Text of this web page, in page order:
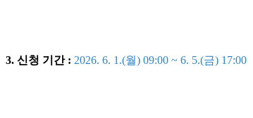
3. 신청 기간 : 2026. 6. 1.(월) 09:00 ~ 6. 5.(금) 17:00